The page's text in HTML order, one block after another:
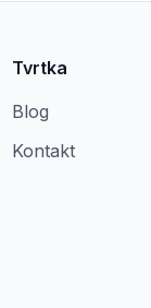
Tvrtka
Blog
Kontakt